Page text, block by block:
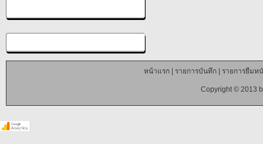
หน้าแรก| รายการบันทึก| รายการยืมห
Copyright © 2013